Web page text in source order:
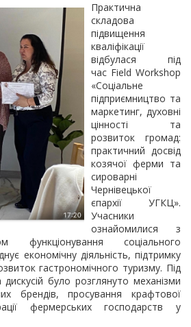
Практична
складова
підвищення
кваліфікації
відбулася під
час Field Workshop
«Соціальне
підприємництво та
маркетинг, духовні
цінності та
розвиток громад:
практичний досвід
козячої ферми та
сироварні
Чернівецької
єпархії УГКЦ».
Учасники
ознайомилися з
функціонування соціального
економічну діяльність, підтримку
гастрономічного туризму. Під
було розглянуто механізми
брендів, просування крафтової
фермерських господарств у